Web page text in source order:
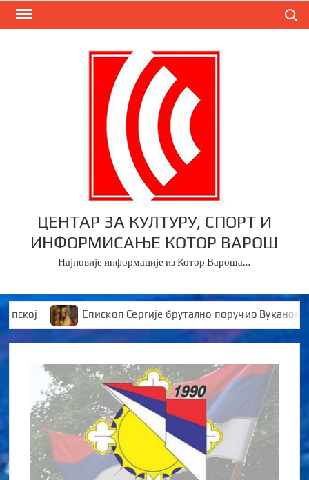
Skip
ЦЕНТАР ЗА КУЛТУРУ, СПОРТ И
ИНФОРМИСАЊЕ КОТОР ВАРОШ
Најновије информације из Котор Вароша…
Епископ Сергије брутално поручио Вукановићу